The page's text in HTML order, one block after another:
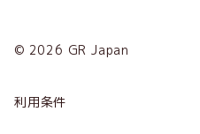
© 2026 GR Japan
Term
利用条件